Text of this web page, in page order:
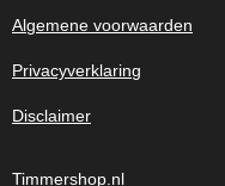
Algemene voorwaarden
Privacyverklaring
Disclaimer
Timmershop.nl